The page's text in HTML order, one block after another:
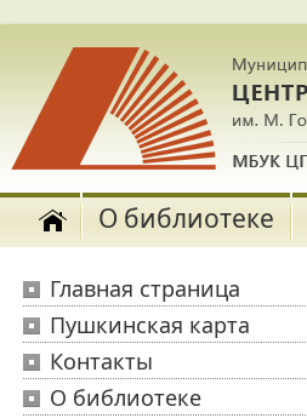
О библиотеке
Главная страница
Пушкинская карта
Контакты
О библиотеке